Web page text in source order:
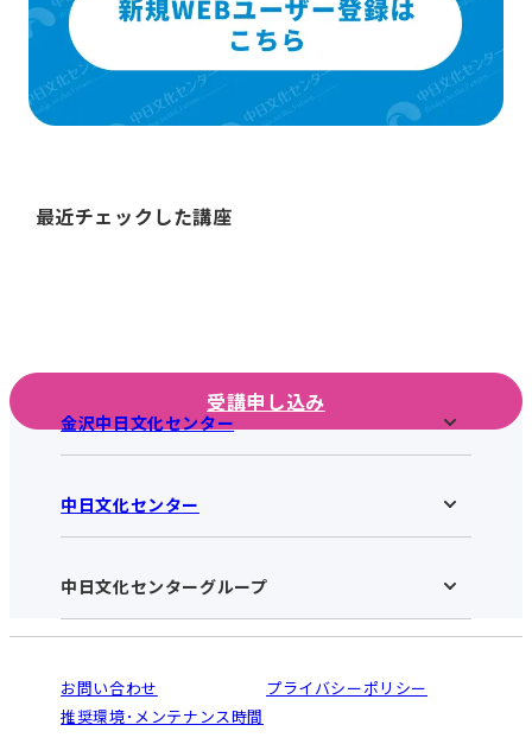
最近チェックした講座
受講申し込み
金沢中日文化センター
金沢中日文化センターHOME
お知らせ
アクセス･営業時間
お申し込みの流れ
入会と受講のご案内
中日文化センター
中日文化センターHOME
中日文化センターとは
受講規約・会員特典
ご利用ガイド
オンライン講座受講の手順
WEBサイトのよくある質問
中日文化センターグループ
南大高
犬山
高蔵寺
お問い合わせ
プライバシーポリシー
推奨環境･メンテナンス時間